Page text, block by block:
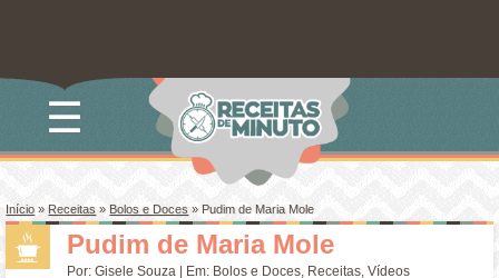
☰
Início»Receitas » Bolos e Doces » Pudim de Maria Mole
Pudim de Maria Mole
Por:Gisele Souza | Em: Bolos e Doces, Receitas,Vídeos